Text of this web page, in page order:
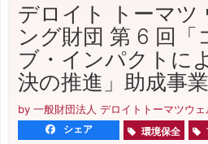
デロイト トーマツ
ング財団 第 6 回「
ブ・インパクトに
決の推進」助成事業
by 一般財団法人 デロイトトーマツウ
シェア 環境保全